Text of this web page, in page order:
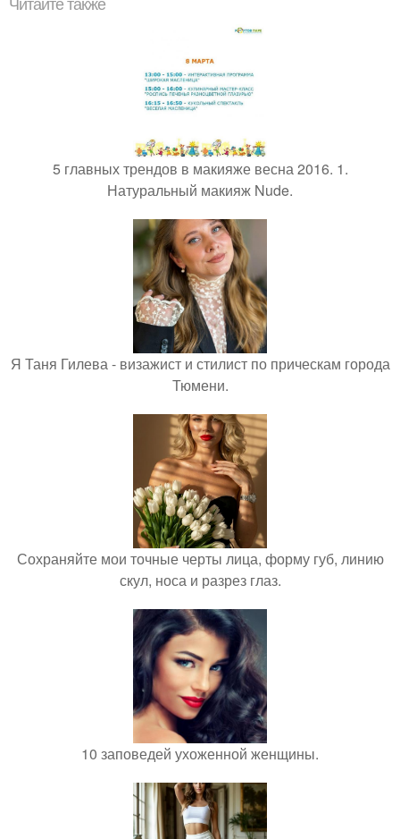
Читайте также
5 главных трендов в макияже весна 2016. 1.
Натуральный макияж Nude.
Я Таня Гилева - визажист и стилист по прическам города
Тюмени.
Сохраняйте мои точные черты лица, форму губ, линию
скул, носа и разрез глаз.
10 заповедей ухоженной женщины.